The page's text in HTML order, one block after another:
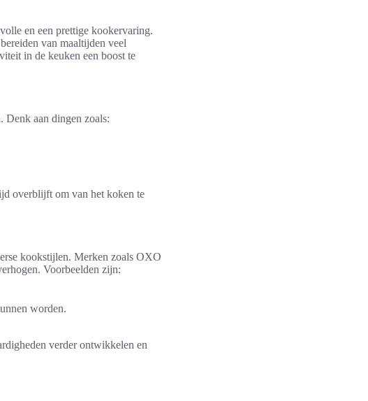
en een prettige kookervaring.
van maaltijden veel
in de keuken een boost te
Denk aan dingen zoals:
overblijft om van het koken te
kookstijlen. Merken zoals OXO
Voorbeelden zijn:
worden.
verder ontwikkelen en